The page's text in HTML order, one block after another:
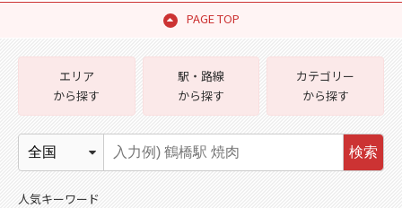
PAGE TOP
エリア
から探す
駅・路線
から探す
カテゴリー
から探す
検索
人気キーワード